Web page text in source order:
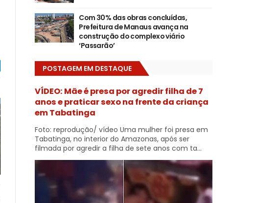
Com 30% das obras concluídas,
Prefeitura de Manaus avança na
construção do complexo viário
‘Passarão’
POSTAGEM EM DESTAQUE
VÍDEO: Mãe é presa por agredir filha de 7
anos e praticar sexo na frente da criança
em Tabatinga
Foto: reprodução/ vídeo Uma mulher foi presa em
Tabatinga, no interior do Amazonas, após ser
filmada por agredir a filha de sete anos com ta...